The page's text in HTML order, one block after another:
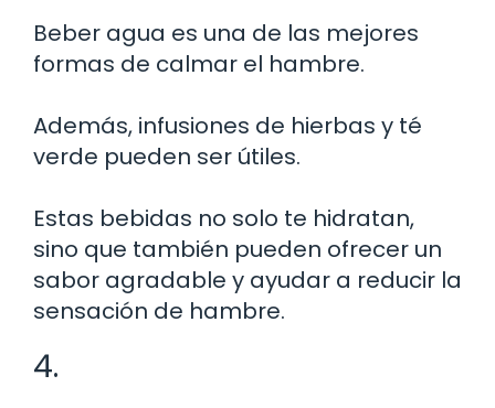
Beber agua es una de las mejores
formas de calmar el hambre.
Además, infusiones de hierbas y té
verde pueden ser útiles.
Estas bebidas no solo te hidratan,
sino que también pueden ofrecer un
sabor agradable y ayudar a reducir la
sensación de hambre.
4.